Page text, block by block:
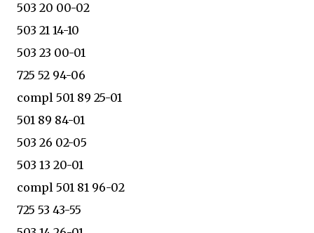
503 20 00-02
503 21 14-10
503 23 00-01
725 52 94-06
compl 501 89 25-01
501 89 84-01
503 26 02-05
503 13 20-01
compl 501 81 96-02
725 53 43-55